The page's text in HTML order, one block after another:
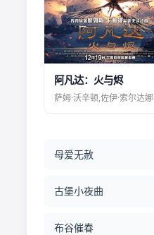
阿凡达：火与烬
萨姆·沃辛顿,佐伊·索尔达娜
母爱无赦
古堡小夜曲
布谷催春